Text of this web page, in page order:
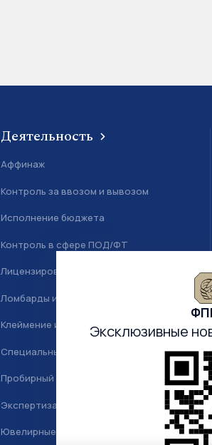
Деятельность
Аффинаж
Контроль за ввозом и вывозом
Исполнение бюджета
Контроль в сфере ПОД/ФТ
Лицензирование
Ломбарды и скупка
Клеймение и маркировка
Специальный учет
Пробирный надзор
Экспертиза
Ювелирные камни
Эксклюзивные